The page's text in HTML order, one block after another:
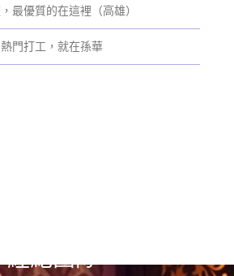
最優質的在這裡（高雄）
熱門打工，就在孫華
經紀團隊